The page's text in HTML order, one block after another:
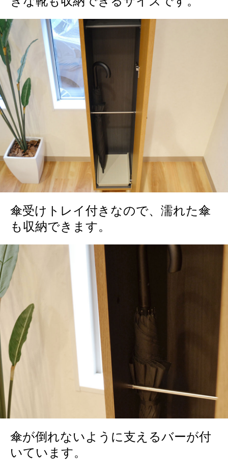
傘受けトレイ付きなので、濡れた傘
も収納できます。
傘が倒れないように支えるバーが付
いています。